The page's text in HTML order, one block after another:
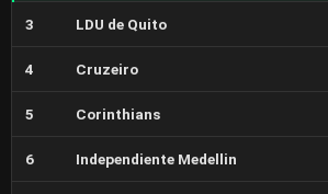
3 LDU de Quito
4 Cruzeiro
5 Corinthians
6 Independiente Medellin